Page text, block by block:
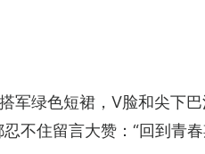
军绿色短裙，V脸和尖下
住留言大赞：“回到青春